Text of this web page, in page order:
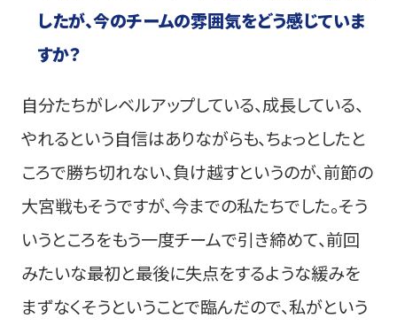
したが、今のチームの雰囲気をどう感じていま
すか？
自分たちがレベルアップしている、成長している、
やれるという自信はありながらも、ちょっとしたと
ころで勝ち切れない、負け越すというのが、前節の
大宮戦もそうですが、今までの私たちでした。そう
いうところをもう一度チームで引き締めて、前回
みたいな最初と最後に失点をするような緩みを
まずなくそうということで臨んだので、私がという